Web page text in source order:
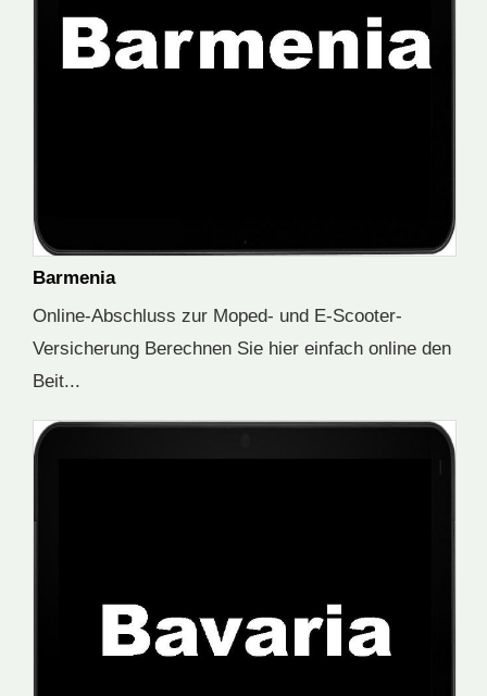
Barmenia
Online-Abschluss zur Moped- und E-Scooter-
Versicherung Berechnen Sie hier einfach online den
Beit...